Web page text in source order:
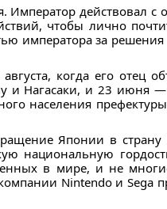
действовал с
чтобы лично
императора за решения
когда его отец
и Нагасаки, и 23 июня
населения
Японии в
национальную
в мире, и не
Nintendo и Sega